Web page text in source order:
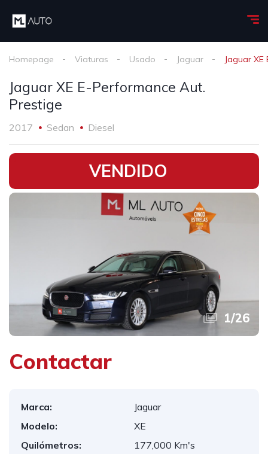
Homepage Viaturas Usado Jaguar Jaguar
Jaguar XE E-Performance Aut.
Prestige
2017 Sedan Diesel
•
VENDIDO
1/26
Contactar
Marca:
Jaguar
Modelo:
XE
Quilómetros:
177,000 Km's